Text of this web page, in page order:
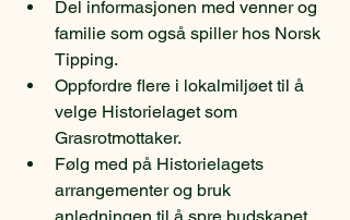
Del informasjonen med venner og
familie som også spiller hos Norsk
Tipping.
Oppfordre flere i lokalmiljøet til å
velge Historielaget som
Grasrotmottaker.
Følg med på Historielagets
arrangementer og bruk
anledningen til å spre budskapet.